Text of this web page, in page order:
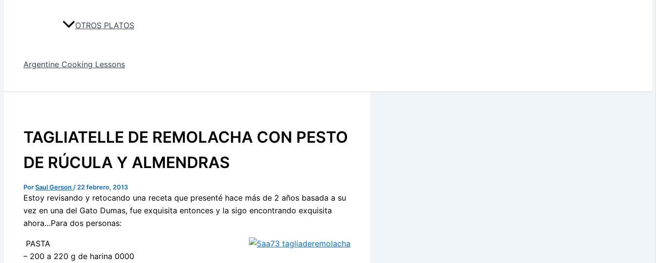
OTROS PLATOS
Argentine Cooking Lessons
TAGLIATELLE DE REMOLACHA CON PESTO
DE RÚCULA Y ALMENDRAS
PorSaul Gerson / 22 febrero, 2013
Estoy revisando y retocando una receta que presenté hace más de 2 años basada a su
vez en una del Gato Dumas, fue exquisita entonces y la sigo encontrando exquisita
ahora…Para dos personas:
PASTA
– 200 a 220 g de harina 0000